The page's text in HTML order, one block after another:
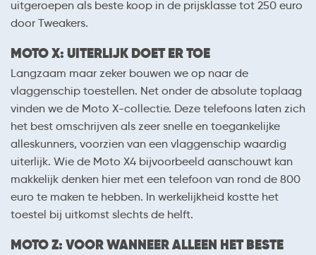
uitgeroepen als beste koop in de prijsklasse tot 250 euro
door Tweakers.
MOTO X: UITERLIJK DOET ER TOE
Langzaam maar zeker bouwen we op naar de
vlaggenschip toestellen. Net onder de absolute toplaag
vinden we de Moto X-collectie. Deze telefoons laten zich
het best omschrijven als zeer snelle en toegankelijke
alleskunners, voorzien van een vlaggenschip waardig
uiterlijk. Wie de Moto X4 bijvoorbeeld aanschouwt kan
makkelijk denken hier met een telefoon van rond de 800
euro te maken te hebben. In werkelijkheid kostte het
toestel bij uitkomst slechts de helft.
MOTO Z: VOOR WANNEER ALLEEN HET BESTE